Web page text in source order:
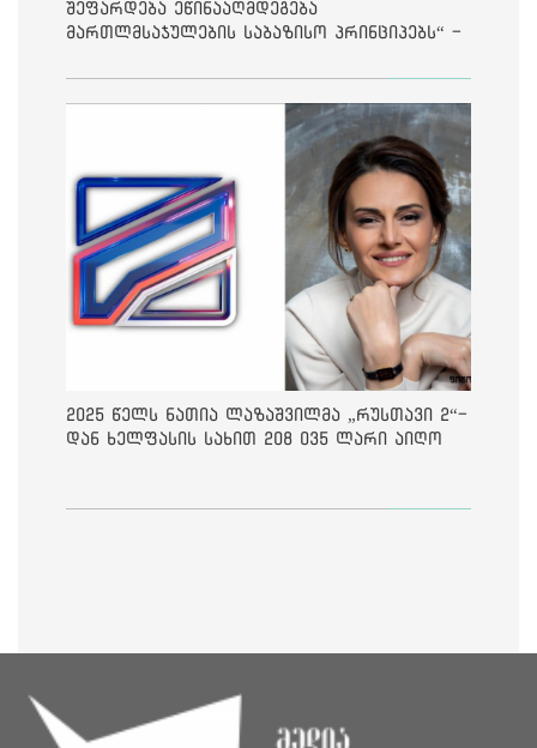
შეფარდება ეწინააღმდეგება
მართლმსაჯულების საბაზისო პრინციპებს“ -
2025 წელს ნათია ლაზაშვილმა „რუსთავი 2“-
დან ხელფასის სახით 208 035 ლარი აიღო